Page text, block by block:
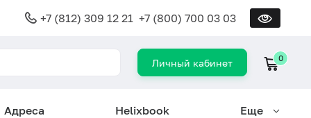
+7 (812) 309 12 21 +7 (800) 700 03 03
Личный кабинет 0
Адреса Helixbook Еще